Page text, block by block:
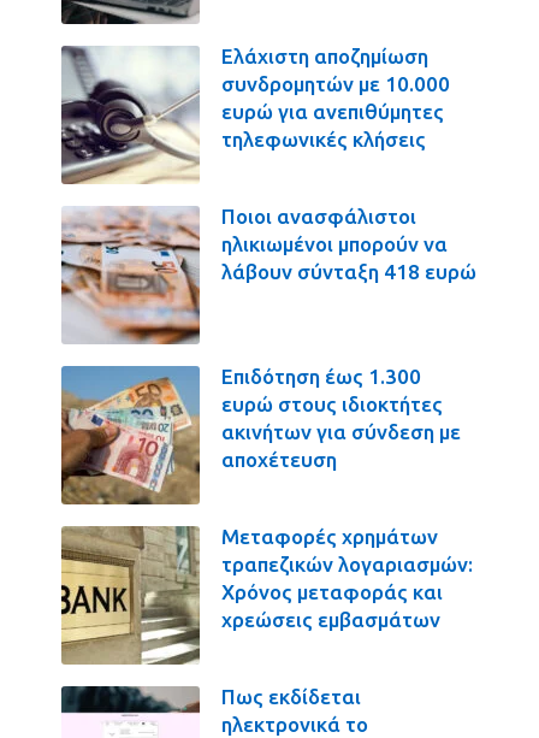
Ελάχιστη αποζημίωση
συνδρομητών με 10.000
ευρώ για ανεπιθύμητες
τηλεφωνικές κλήσεις
Ποιοι ανασφάλιστοι
ηλικιωμένοι μπορούν να
λάβουν σύνταξη 418 ευρώ
Επιδότηση έως 1.300
ευρώ στους ιδιοκτήτες
ακινήτων για σύνδεση με
αποχέτευση
Μεταφορές χρημάτων
τραπεζικών λογαριασμών:
Χρόνος μεταφοράς και
χρεώσεις εμβασμάτων
Πως εκδίδεται
ηλεκτρονικά το